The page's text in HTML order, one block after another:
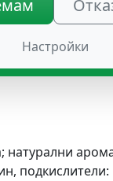
вкусове
натурални
Настройки